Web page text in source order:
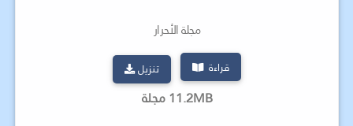
مجلة الأحرار
قراءة تنزيل
11.2MB مجلة